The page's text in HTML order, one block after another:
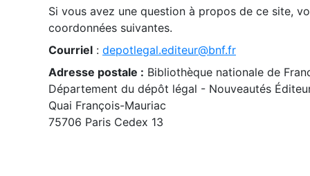
Si vous avez une question à propos de ce site,
coordonnées suivantes.
Courriel : depotlegal.editeur@bnf.fr
Adresse postale : Bibliothèque nationale de
Département du dépôt légal - Nouveautés
Quai François-Mauriac
75706 Paris Cedex 13